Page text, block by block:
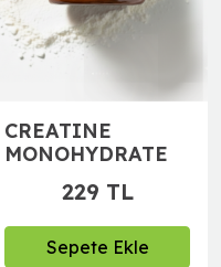
CREATINE
MONOHYDRATE
229 TL
Sepete Ekle